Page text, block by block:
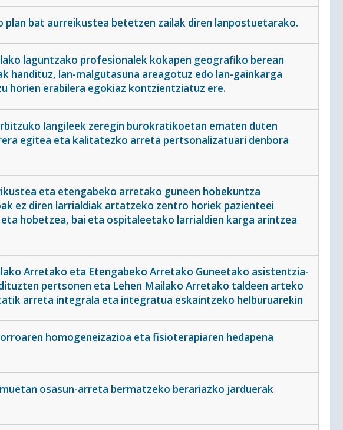
plan bat aurreikustea betetzen zailak diren lanpostuetarako.
laguntzako profesionalek kokapen geografiko berean
handituz, lan-malgutasuna areagotuz edo lan-gainkarga
horien erabilera egokiaz kontzientziatuz ere.
langileek zeregin burokratikoetan ematen duten
egitea eta kalitatezko arreta pertsonalizatuari denbora
eta etengabeko arretako guneen hobekuntza
ez diren larrialdiak artatzeko zentro horiek pazienteei
hobetzea, bai eta ospitaleetako larrialdien karga arintzea
Arretako eta Etengabeko Arretako Guneetako asistentzia-
pertsonen eta Lehen Mailako Arretako taldeen arteko
arreta integrala eta integratua eskaintzeko helburuarekin
homogeneizazioa eta fisioterapiaren hedapena
osasun-arreta bermatzeko berariazko jarduerak